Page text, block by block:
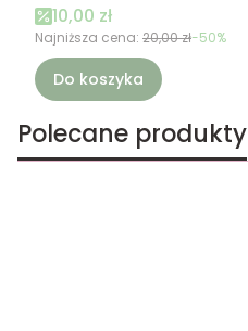
Cena promocyjna
10,00 zł
Najniższa cena: 20,00 zł-50%
Do koszyka
Polecane produkty